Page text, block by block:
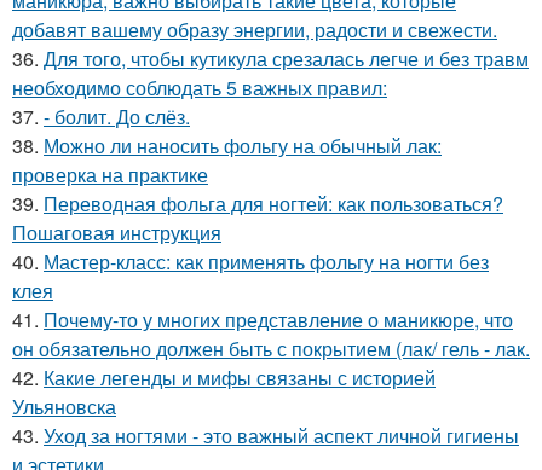
добавят вашему образу энергии, радости и свежести.
36. Для того, чтобы кутикула срезалась легче и без травм
необходимо соблюдать 5 важных правил:
37. - болит. До слёз.
38. Можно ли наносить фольгу на обычный лак:
проверка на практике
39. Переводная фольга для ногтей: как пользоваться?
Пошаговая инструкция
40. Мастер-класс: как применять фольгу на ногти без
клея
41. Почему-то у многих представление о маникюре, что
он обязательно должен быть с покрытием (лак/ гель - лак.
42. Какие легенды и мифы связаны с историей
Ульяновска
43. Уход за ногтями - это важный аспект личной гигиены